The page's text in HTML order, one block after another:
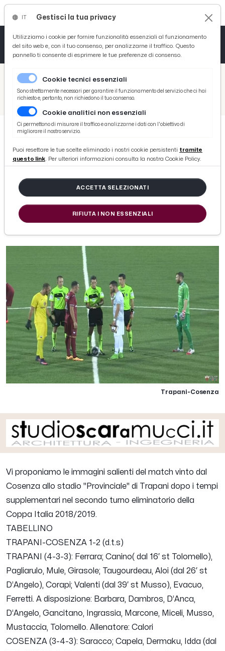
/ Picenotime
/ Serie B
Coppa Italia: Trapani-Cosenza 1-2 dopo i supplementari, highlights
Coppa Italia: Trapani-Cosenza 1-2
dopo i supplementari, highlights
domenica 05 agosto 2018
Trapani-Cosenza
Vi proponiamo le immagini salienti del match vinto dal
Cosenza allo stadio "Provinciale" di Trapani dopo i tempi
supplementari nel secondo turno eliminatorio della
Coppa Italia 2018/2019.
TABELLINO
TRAPANI-COSENZA 1-2 (d.t.s)
TRAPANI (4-3-3): Ferrara; Canino( dal 16′ st Tolomello),
Pagliarulo, Mule, Girasole; Taugourdeau, Aloi (dal 26′ st
D’Angelo), Corapi; Valenti (dal 39′ st Musso), Evacuo,
Ferretti. A disposizione: Barbara, Dambros, D’Anca,
D’Angelo, Gancitano, Ingrassia, Marcone, Miceli, Musso,
Mustaccia, Tolomello. Allenatore: Calori
COSENZA (3-4-3): Saracco; Capela, Dermaku, Idda (dal
Gestisci la tua privacy
Utilizziamo i cookie per fornire funzionalità essenziali al funzionamento
del sito web e, con il tuo consenso, per analizzarne il traffico. Questo
pannello ti consente di esprimere le tue preferenze di consenso.
Cookie tecnici essenziali
Sono strettamente necessari per garantire il funzionamento del servizio che ci hai
richiesto e, pertanto, non richiedono il tuo consenso.
Cookie analitici non essenziali
Ci permettono di misurare il traffico e analizzarne i dati con l'obiettivo di
migliorare il nostro servizio.
Puoi resettare le tue scelte eliminado i nostri cookie persistenti tramite
questo link. Per ulteriori informazioni consulta la nostra Cookie Policy.
ACCETTA SELEZIONATI
RIFIUTA I NON ESSENZIALI
Tutto News
Tutto Sport
Basket
Ciclismo
Tutto Curiosità